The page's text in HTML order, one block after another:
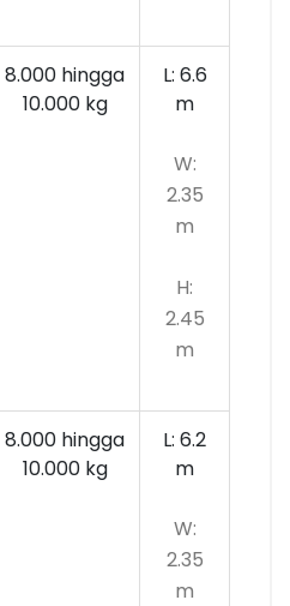
8.000 hingga
10.000kg
L: 6.6
m
W:
2.35
m
H:
2.45
m
8.000 hingga
10.000 kg
L: 6.2
m
W:
2.35
m